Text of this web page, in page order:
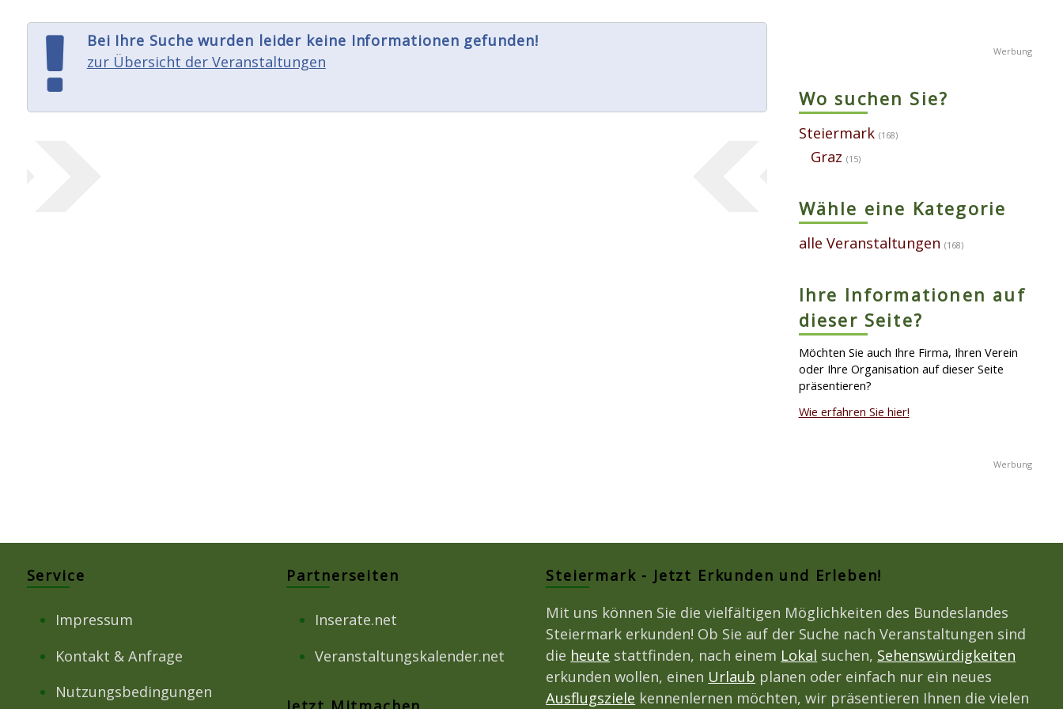
Bei Ihre Suche wurden leider keine Informationen gefunden!
zur Übersicht der Veranstaltungen
Wo suchen Sie?
Steiermark (168)
Graz (15)
Wähle eine Kategorie
alle Veranstaltungen (168)
Ihre Informationen auf
dieser Seite?
Möchten Sie auch Ihre Firma, Ihren Verein
oder Ihre Organisation auf dieser Seite
präsentieren?
Wie erfahren Sie hier!
Service
Impressum
Kontakt & Anfrage
Nutzungsbedingungen
Partnerseiten
Inserate.net
Veranstaltungskalender.net
Steiermark - Jetzt Erkunden und Erleben!
Mit uns können Sie die vielfältigen Möglichkeiten des Bundeslandes
Steiermark erkunden! Ob Sie auf der Suche nach Veranstaltungen sind
die heute stattfinden, nach einem Lokal suchen, Sehenswürdigkeiten
erkunden wollen, einen Urlaub planen oder einfach nur ein neues
Ausflugsziele kennenlernen möchten, wir präsentieren Ihnen die vielen